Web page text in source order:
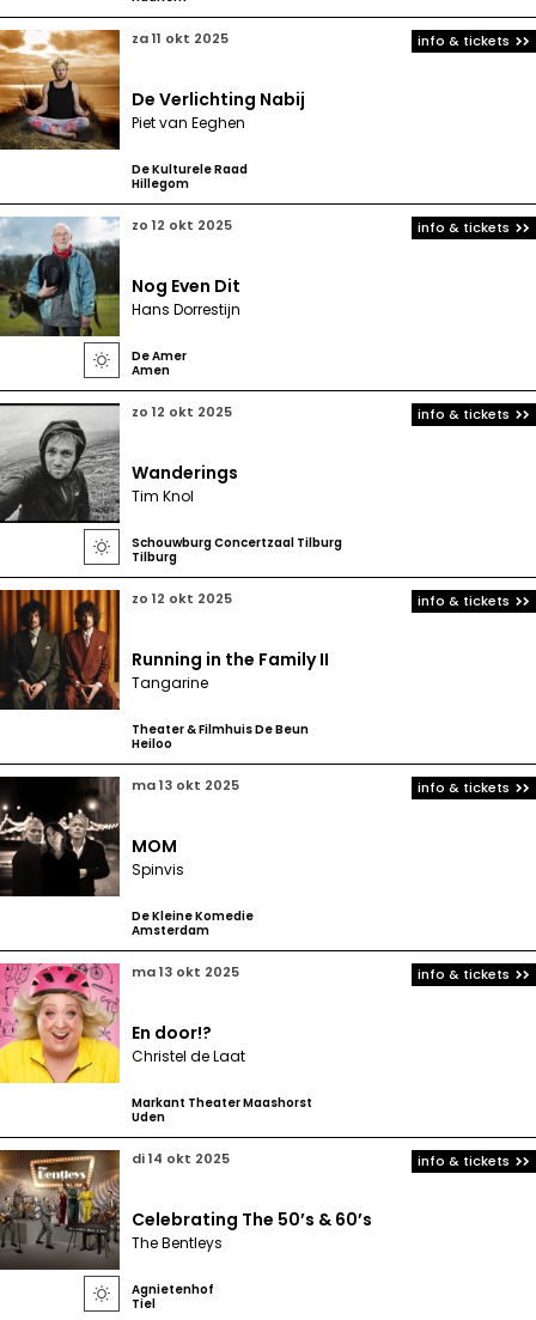
za 11 okt 2025
De Verlichting Nabij
Piet van Eeghen
De Kulturele Raad
Hillegom
info & tickets

zo 12 okt 2025
Nog Even Dit
Hans Dorrestijn
De Amer
Amen
info & tickets

zo 12 okt 2025
Wanderings
Tim Knol
Schouwburg Concertzaal Tilburg
Tilburg
info & tickets
zo 12 okt 2025
Running in the Family II
Tangarine
Theater & Filmhuis De Beun
Heiloo
info & tickets
ma 13 okt 2025
MOM
Spinvis
De Kleine Komedie
Amsterdam
info & tickets
ma 13 okt 2025
En door!?
Christel de Laat
Markant Theater Maashorst
Uden
info & tickets

di 14 okt 2025
Celebrating The 50’s & 60’s
The Bentleys
Agnietenhof
Tiel
info & tickets